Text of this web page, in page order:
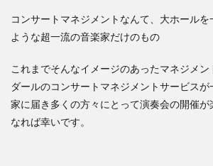
コンサートマネジメントなんて、大ホールを
ような超一流の音楽家だけのもの
これまでそんなイメージのあったマネジメン
ダールのコンサートマネジメントサービス
家に届き多くの方々にとって演奏会の開催が
なれば幸いです。